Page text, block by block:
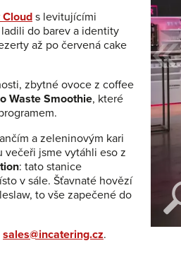
s levitujícími
do barev a identity
až po červená cake
zbytné ovoce z coffee
Waste Smoothie, které
a zeleninovým kari
večeři jsme vytáhli eso z
: tato stanice
v sále. Šťavnaté hovězí
to vše zapečené do
sales@incatering.cz.
«